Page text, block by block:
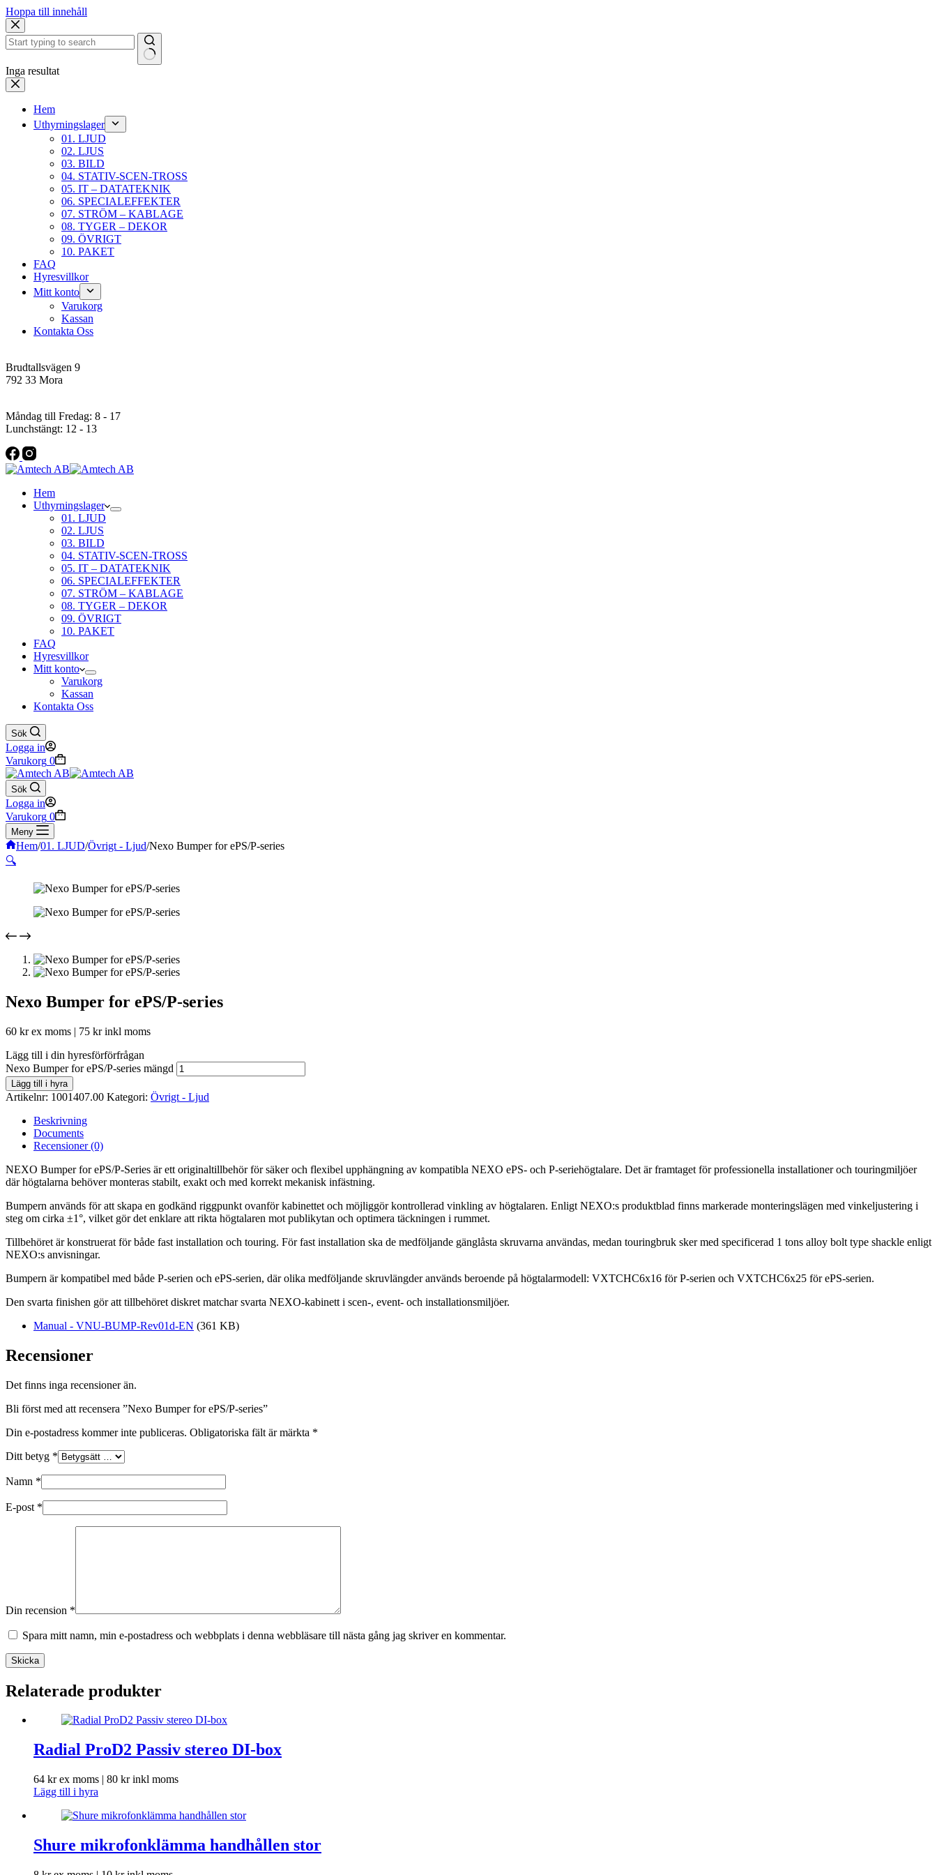
Hoppa till innehåll
Inga resultat
Hem
Uthyrningslager
01. LJUD
02. LJUS
03. BILD
04. STATIV-SCEN-TROSS
05. IT – DATATEKNIK
06. SPECIALEFFEKTER
07. STRÖM – KABLAGE
08. TYGER – DEKOR
09. ÖVRIGT
10. PAKET
FAQ
Hyresvillkor
Mitt konto
Varukorg
Kassan
Kontakta Oss
Brudtallsvägen 9
792 33 Mora
Måndag till Fredag: 8 - 17
Lunchstängt: 12 - 13
Hem
Uthyrningslager
01. LJUD
02. LJUS
03. BILD
04. STATIV-SCEN-TROSS
05. IT – DATATEKNIK
06. SPECIALEFFEKTER
07. STRÖM – KABLAGE
08. TYGER – DEKOR
09. ÖVRIGT
10. PAKET
FAQ
Hyresvillkor
Mitt konto
Varukorg
Kassan
Kontakta Oss
Sök
Logga in
Varukorg 0
Sök
Logga in
Varukorg 0
Meny
Hem/01. LJUD/Övrigt - Ljud/Nexo Bumper for ePS/P-series
🔍
Nexo Bumper for ePS/P-series
60 krex moms | 75 krinkl moms
Lägg till i din hyresförförfrågan
Nexo Bumper for ePS/P-series mängd
Lägg till i hyra
Artikelnr: 1001407.00 Kategori: Övrigt - Ljud
Beskrivning
Documents
Recensioner (0)
NEXO Bumper for ePS/P-Series är ett originaltillbehör för säker och flexibel upphängning av kompatibla NEXO ePS- och P-seriehögtalare. Det är framtaget för professionella installationer och touringmiljöer
där högtalarna behöver monteras stabilt, exakt och med korrekt mekanisk infästning.
Bumpern används för att skapa en godkänd riggpunkt ovanför kabinettet och möjliggör kontrollerad vinkling av högtalaren. Enligt NEXO:s produktblad finns markerade monteringslägen med vinkeljustering i
steg om cirka ±1°, vilket gör det enklare att rikta högtalaren mot publikytan och optimera täckningen i rummet.
Tillbehöret är konstruerat för både fast installation och touring. För fast installation ska de medföljande gänglåsta skruvarna användas, medan touringbruk sker med specificerad 1 tons alloy bolt type shackle enligt
NEXO:s anvisningar.
Bumpern är kompatibel med både P-serien och ePS-serien, där olika medföljande skruvlängder används beroende på högtalarmodell: VXTCHC6x16 för P-serien och VXTCHC6x25 för ePS-serien.
Den svarta finishen gör att tillbehöret diskret matchar svarta NEXO-kabinett i scen-, event- och installationsmiljöer.
Manual - VNU-BUMP-Rev01d-EN (361 KB)
Recensioner
Det finns inga recensioner än.
Bli först med att recensera ”Nexo Bumper for ePS/P-series”
Din e-postadress kommer inte publiceras. Obligatoriska fält är märkta *
Ditt betyg *
Namn *
E-post *
Din recension *
Spara mitt namn, min e-postadress och webbplats i denna webbläsare till nästa gång jag skriver en kommentar.
Skicka
Relaterade produkter
Radial ProD2 Passiv stereo DI-box
64 krex moms | 80 krinkl moms
Lägg till i hyra
Shure mikrofonklämma handhållen stor